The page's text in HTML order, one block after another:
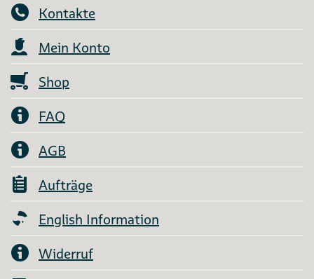
Kontakte
Mein Konto
Shop
FAQ
AGB
Aufträge
English Information
Widerruf